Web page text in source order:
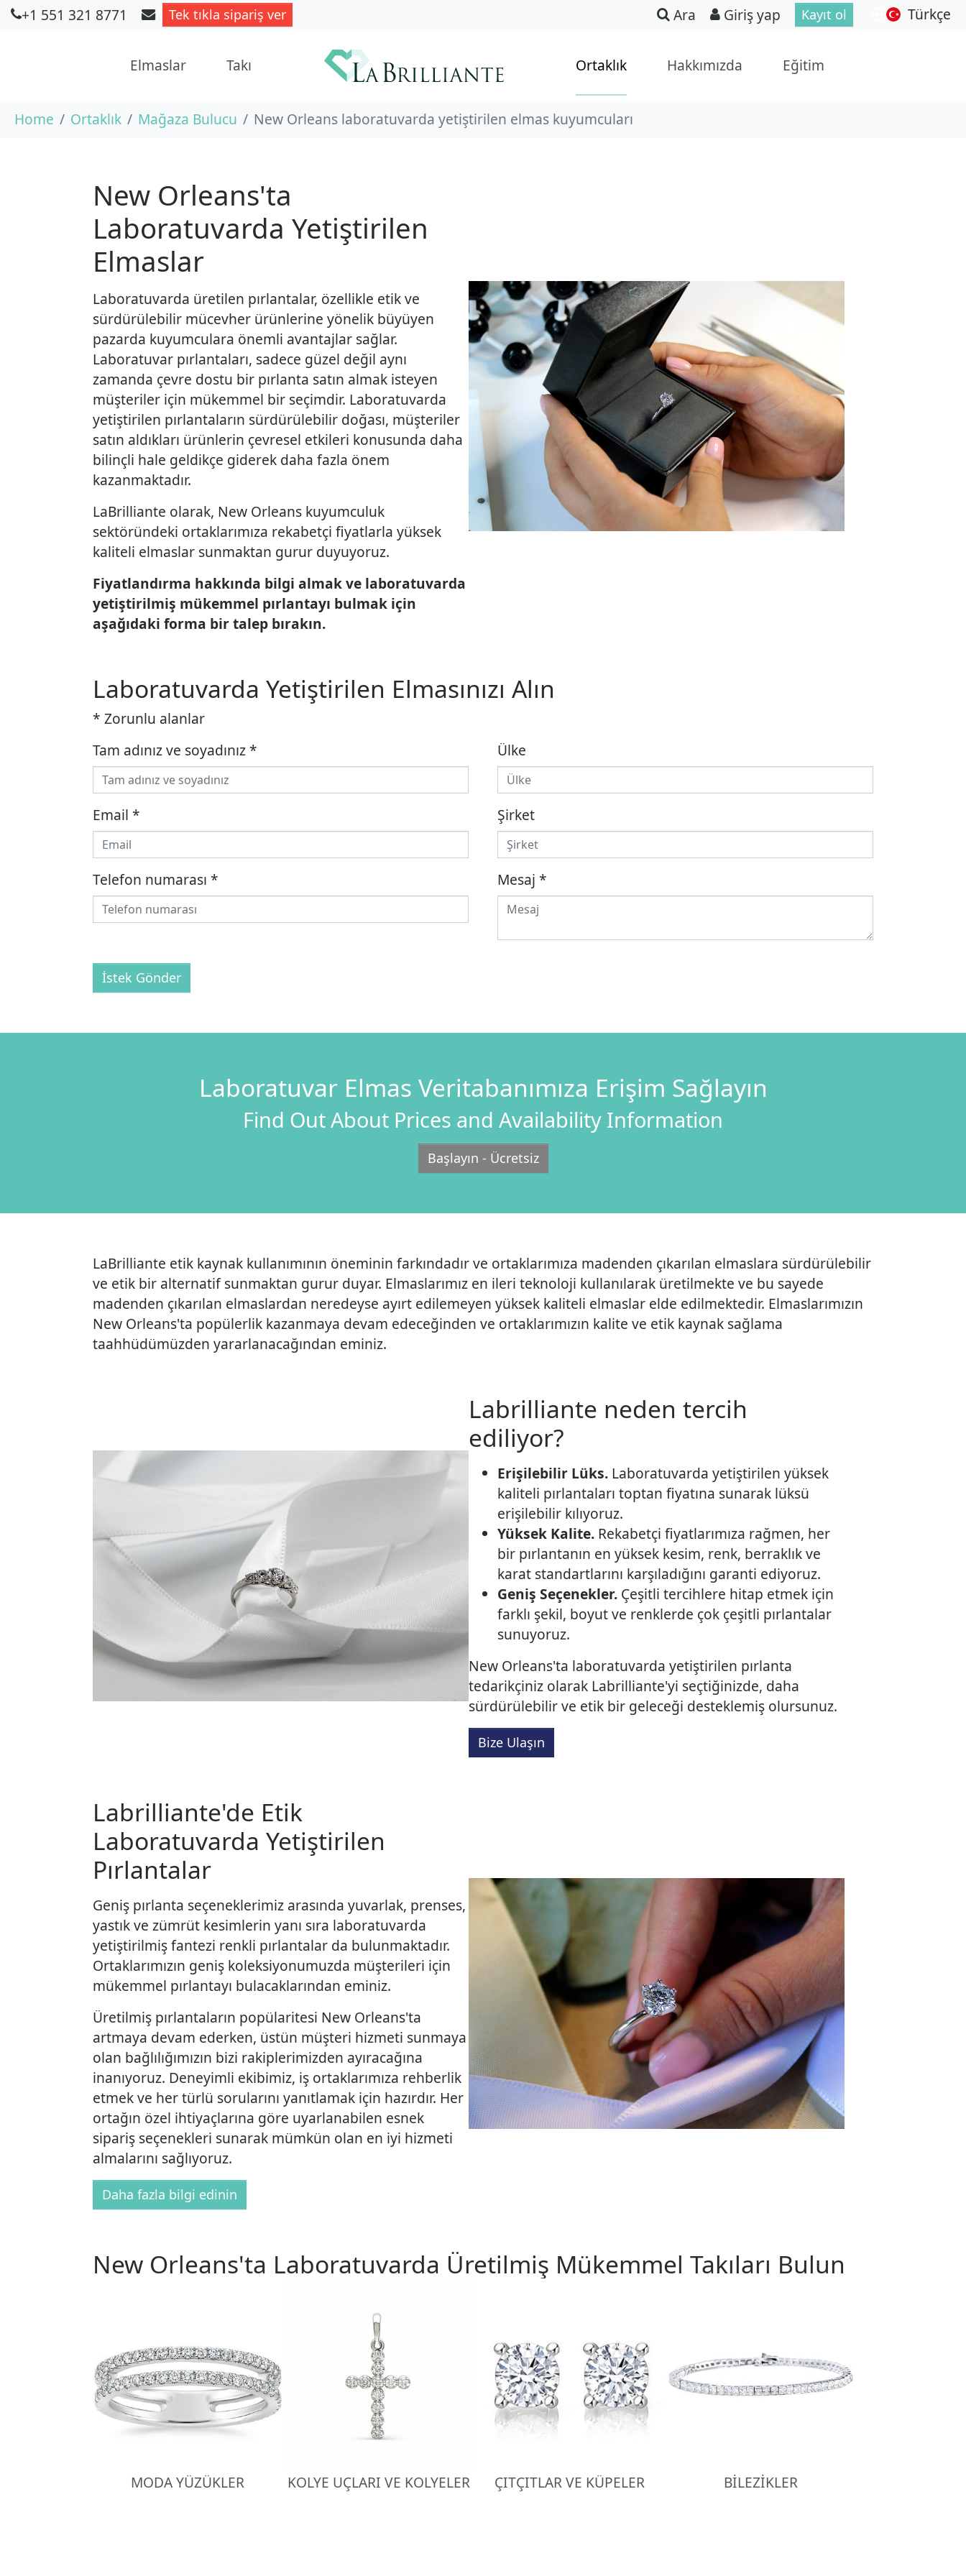
Skip to main content
+1 551 321 8771 Tek tıkla sipariş ver Ara Giriş yap Kayıt ol Türkçe
Elmaslar Takı Ortaklık Hakkımızda Eğitim
You are here:
Home Ortaklık Mağaza Bulucu New Orleans laboratuvarda yetiştirilen elmas kuyumcuları
New Orleans'ta
Laboratuvarda Yetiştirilen
Elmaslar
Laboratuvarda üretilen pırlantalar, özellikle etik ve
sürdürülebilir mücevher ürünlerine yönelik büyüyen
pazarda kuyumculara önemli avantajlar sağlar.
Laboratuvar pırlantaları, sadece güzel değil aynı
zamanda çevre dostu bir pırlanta satın almak isteyen
müşteriler için mükemmel bir seçimdir. Laboratuvarda
yetiştirilen pırlantaların sürdürülebilir doğası, müşteriler
satın aldıkları ürünlerin çevresel etkileri konusunda daha
bilinçli hale geldikçe giderek daha fazla önem
kazanmaktadır.
LaBrilliante olarak, New Orleans kuyumculuk
sektöründeki ortaklarımıza rekabetçi fiyatlarla yüksek
kaliteli elmaslar sunmaktan gurur duyuyoruz.
Fiyatlandırma hakkında bilgi almak ve laboratuvarda
yetiştirilmiş mükemmel pırlantayı bulmak için
aşağıdaki forma bir talep bırakın.
Laboratuvarda Yetiştirilen Elmasınızı Alın
* Zorunlu alanlar
Tam adınız ve soyadınız*
Email *
Telefon numarası *
Ülke
Şirket
Mesaj *
İstek Gönder
Laboratuvar Elmas Veritabanımıza Erişim Sağlayın
Find Out About Prices and Availability Information
Başlayın - Ücretsiz
LaBrilliante etik kaynak kullanımının öneminin farkındadır ve ortaklarımıza madenden çıkarılan elmaslara sürdürülebilir
ve etik bir alternatif sunmaktan gurur duyar. Elmaslarımız en ileri teknoloji kullanılarak üretilmekte ve bu sayede
madenden çıkarılan elmaslardan neredeyse ayırt edilemeyen yüksek kaliteli elmaslar elde edilmektedir. Elmaslarımızın
New Orleans'ta popülerlik kazanmaya devam edeceğinden ve ortaklarımızın kalite ve etik kaynak sağlama
taahhüdümüzden yararlanacağından eminiz.
Labrilliante neden tercih
ediliyor?
Erişilebilir Lüks. Laboratuvarda yetiştirilen yüksek
kaliteli pırlantaları toptan fiyatına sunarak lüksü
erişilebilir kılıyoruz.
Yüksek Kalite. Rekabetçi fiyatlarımıza rağmen, her
bir pırlantanın en yüksek kesim, renk, berraklık ve
karat standartlarını karşıladığını garanti ediyoruz.
Geniş Seçenekler. Çeşitli tercihlere hitap etmek için
farklı şekil, boyut ve renklerde çok çeşitli pırlantalar
sunuyoruz.
New Orleans'ta laboratuvarda yetiştirilen pırlanta
tedarikçiniz olarak Labrilliante'yi seçtiğinizde, daha
sürdürülebilir ve etik bir geleceği desteklemiş olursunuz.
Bize Ulaşın
Labrilliante'de Etik
Laboratuvarda Yetiştirilen
Pırlantalar
Geniş pırlanta seçeneklerimiz arasında yuvarlak, prenses,
yastık ve zümrüt kesimlerin yanı sıra laboratuvarda
yetiştirilmiş fantezi renkli pırlantalar da bulunmaktadır.
Ortaklarımızın geniş koleksiyonumuzda müşterileri için
mükemmel pırlantayı bulacaklarından eminiz.
Üretilmiş pırlantaların popülaritesi New Orleans'ta
artmaya devam ederken, üstün müşteri hizmeti sunmaya
olan bağlılığımızın bizi rakiplerimizden ayıracağına
inanıyoruz. Deneyimli ekibimiz, iş ortaklarımıza rehberlik
etmek ve her türlü sorularını yanıtlamak için hazırdır. Her
ortağın özel ihtiyaçlarına göre uyarlanabilen esnek
sipariş seçenekleri sunarak mümkün olan en iyi hizmeti
almalarını sağlıyoruz.
Daha fazla bilgi edinin
MODA YÜZÜKLER KOLYE UÇLARI VE KOLYELER ÇITÇITLAR VE KÜPELER BİLEZİKLER
New Orleans'ta Laboratuvarda Üretilmiş Mükemmel Takıları Bulun